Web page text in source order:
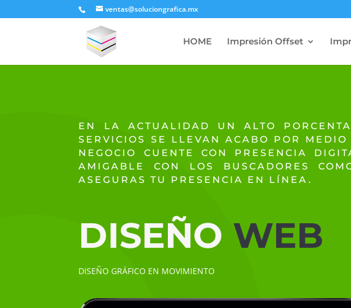
ventas@soluciongrafica.mx
HOME Impresión Offset
EN LA ACTUALIDAD UN ALTO
SERVICIOS SE LLEVAN ACABO POR
NEGOCIO CUENTE CON PRESENCIA
AMIGABLE CON LOS BUSCADORES
ASEGURAS TU PRESENCIA EN LÍNEA.
DISEÑO WEB
DISEÑO GRÁFICO EN MOVIMIENTO